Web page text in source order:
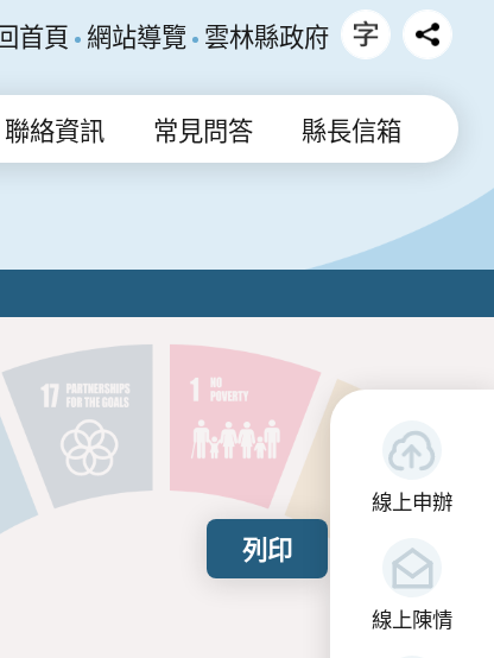
線上申辦
線上陳情
回首頁 網站導覽 雲林縣政府
聯絡資訊 常見問答 縣長信箱
列印